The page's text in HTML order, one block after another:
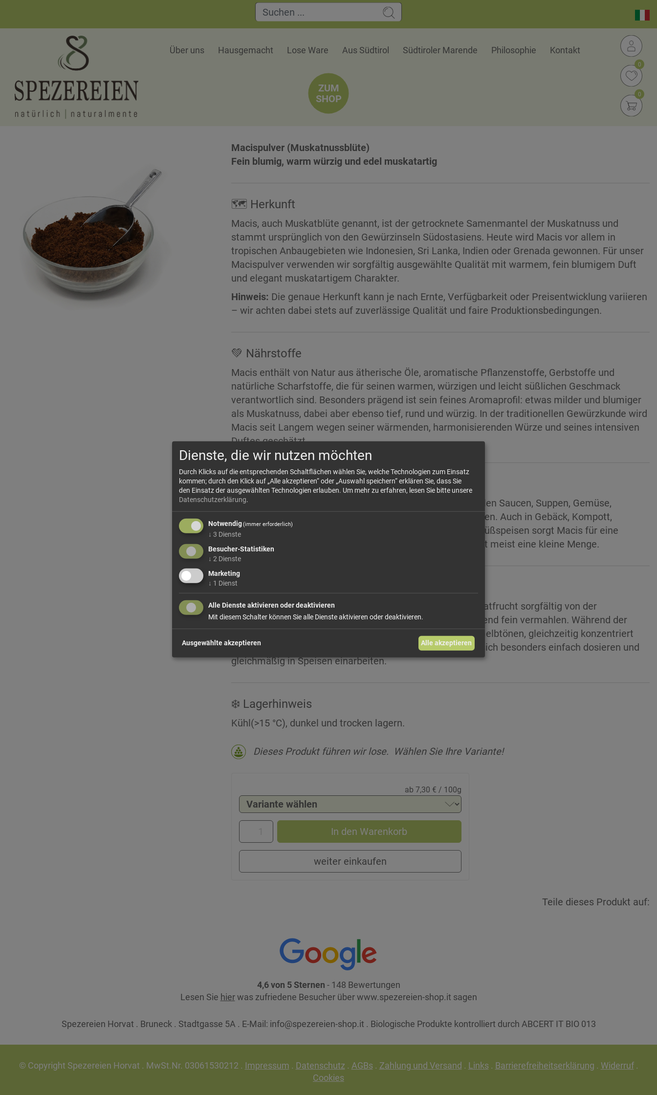
Über uns Hausgemacht Lose Ware Aus Südtirol Südtiroler Marende Philosophie Kontakt
0
0
ZUM
SHOP
Macispulver (Muskatnussblüte)
Fein blumig, warm würzig und edel muskatartig
🗺 Herkunft
Macis, auch Muskatblüte genannt, ist der getrocknete Samenmantel der Muskatnuss und
stammt ursprünglich von den Gewürzinseln Südostasiens. Heute wird Macis vor allem in
tropischen Anbaugebieten wie Indonesien, Sri Lanka, Indien oder Grenada gewonnen. Für unser
Macispulver verwenden wir sorgfältig ausgewählte Qualität mit warmem, fein blumigem Duft
und elegant muskatartigem Charakter.
Hinweis: Die genaue Herkunft kann je nach Ernte, Verfügbarkeit oder Preisentwicklung variieren
– wir achten dabei stets auf zuverlässige Qualität und faire Produktionsbedingungen.
💚 Nährstoffe
Macis enthält von Natur aus ätherische Öle, aromatische Pflanzenstoffe, Gerbstoffe und
natürliche Scharfstoffe, die für seinen warmen, würzigen und leicht süßlichen Geschmack
verantwortlich sind. Besonders prägend ist sein feines Aromaprofil: etwas milder und blumiger
als Muskatnuss, dabei aber ebenso tief, rund und würzig. In der traditionellen Gewürzkunde wird
Macis seit Langem wegen seiner wärmenden, harmonisierenden Würze und seines intensiven
Duftes geschätzt.
🍴 Verwendung
Macispulver passt hervorragend zu Kartoffelgerichten, hellen Saucen, Suppen, Gemüse,
Geflügel, Fisch, Reis, Eierspeisen und feinen Fleischgerichten. Auch in Gebäck, Kompott,
Pudding, Milchreis, Gewürzmischungen und winterlichen Süßspeisen sorgt Macis für eine
warme, elegante Würze. Da sein Aroma intensiv ist, genügt meist eine kleine Menge.
⚙️ Verarbeitung
Für Macis wird der leuchtend rote Samenmantel der Muskatfrucht sorgfältig von der
Muskatnuss getrennt, schonend getrocknet und anschließend fein vermahlen. Während der
Trocknung verändert sich die Farbe meist zu Orange- bis Gelbtönen, gleichzeitig konzentriert
sich das warme, blumig-würzige Aroma. Das Pulver lässt sich besonders einfach dosieren und
gleichmäßig in Speisen einarbeiten.
❄️ Lagerhinweis
Kühl(>15 °C), dunkel und trocken lagern.
Dieses Produkt führen wir lose. Wählen Sie Ihre Variante!
ab 7,30 € / 100g
In den Warenkorb
weiter einkaufen
Teile dieses Produkt auf:
4,6 von 5 Sternen - 148 Bewertungen
Lesen Sie hierwas zufriedene Besucher über www.spezereien-shop.it sagen
Spezereien Horvat . Bruneck . Stadtgasse 5A . E-Mail: info@spezereien-shop.it . Biologische Produkte kontrolliert durch ABCERT IT BIO 013
© Copyright Spezereien Horvat . MwSt.Nr. 03061530212 . Impressum . Datenschutz . AGBs. Zahlung und Versand . Links. Barrierefreiheitserklärung . Widerruf.
Cookies
Dienste, die wir nutzen möchten
Durch Klicks auf die entsprechenden Schaltflächen wählen Sie, welche Technologien zum Einsatz
kommen; durch den Klick auf „Alle akzeptieren“ oder „Auswahl speichern“ erklären Sie, dass Sie
den Einsatz der ausgewählten Technologien erlauben. Um mehr zu erfahren, lesen Sie bitte unsere
Datenschutzerklärung.
Notwendig(immer erforderlich)
↓ 3 Dienste
Besucher-Statistiken
↓ 2 Dienste
Marketing
↓ 1 Dienst
Alle Dienste aktivieren oder deaktivieren
Mit diesem Schalter können Sie alle Dienste aktivieren oder deaktivieren.
Ausgewählte akzeptieren Alle akzeptieren